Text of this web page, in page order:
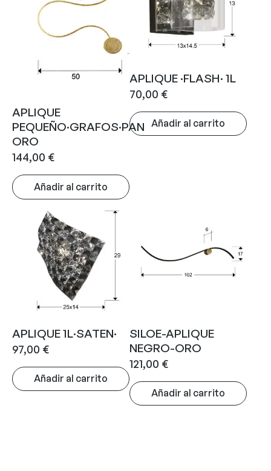
APLIQUE
PEQUEÑO·GRAFOS·PAN
ORO
144,00 €
Añadir al carrito
APLIQUE ·FLASH· 1L
70,00 €
Añadir al carrito
APLIQUE 1L·SATEN·
97,00 €
Añadir al carrito
SILOE-APLIQUE
NEGRO-ORO
121,00 €
Añadir al carrito